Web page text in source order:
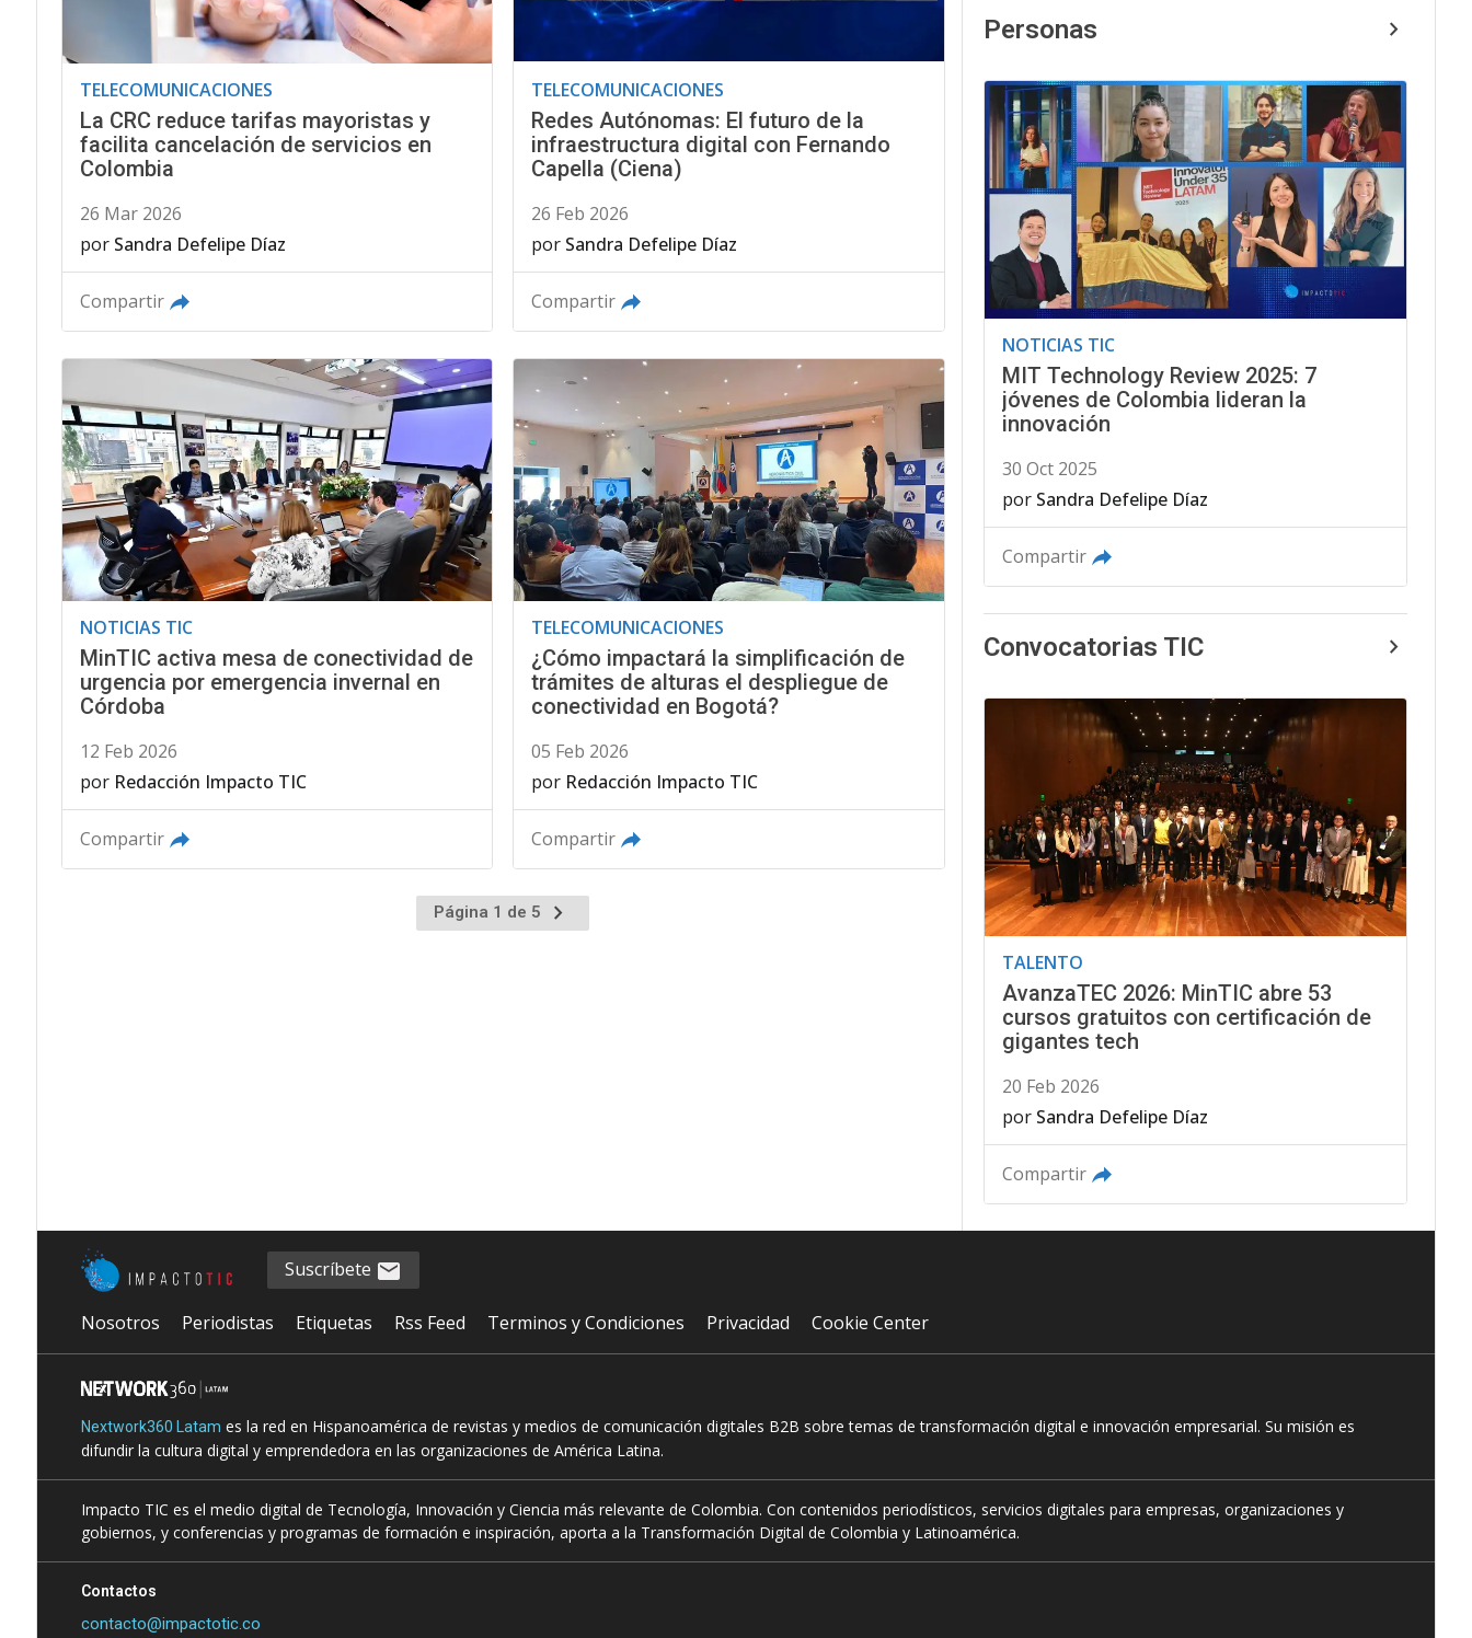
TELECOMUNICACIONES
La CRC reduce tarifas mayoristas y
facilita cancelación de servicios en
Colombia
26 Mar 2026
por Sandra Defelipe Díaz
Compartir
TELECOMUNICACIONES
Redes Autónomas: El futuro de la
infraestructura digital con Fernando
Capella (Ciena)
26 Feb 2026
por Sandra Defelipe Díaz
Compartir
NOTICIAS TIC
MinTIC activa mesa de conectividad de
urgencia por emergencia invernal en
Córdoba
12 Feb 2026
por Redacción Impacto TIC
Compartir
TELECOMUNICACIONES
¿Cómo impactará la simplificación de
trámites de alturas el despliegue de
conectividad en Bogotá?
05 Feb 2026
por Redacción Impacto TIC
Compartir
Página 1 de 5
Personas
NOTICIAS TIC
MIT Technology Review 2025: 7
jóvenes de Colombia lideran la
innovación
30 Oct 2025
por Sandra Defelipe Díaz
Compartir
Convocatorias TIC
TALENTO
AvanzaTEC 2026: MinTIC abre 53
cursos gratuitos con certificación de
gigantes tech
20 Feb 2026
por Sandra Defelipe Díaz
Compartir
Suscríbete
Nosotros Periodistas Etiquetas Rss Feed Terminos y Condiciones Privacidad Cookie Center
Nextwork360 Latam es la red en Hispanoamérica de revistas y medios de comunicación digitales B2B sobre temas de transformación digital e innovación empresarial. Su misión es
difundir la cultura digital y emprendedora en las organizaciones de América Latina.
Impacto TIC es el medio digital de Tecnología, Innovación y Ciencia más relevante de Colombia. Con contenidos periodísticos, servicios digitales para empresas, organizaciones y
gobiernos, y conferencias y programas de formación e inspiración, aporta a la Transformación Digital de Colombia y Latinoamérica.
Contactos
contacto@impactotic.co